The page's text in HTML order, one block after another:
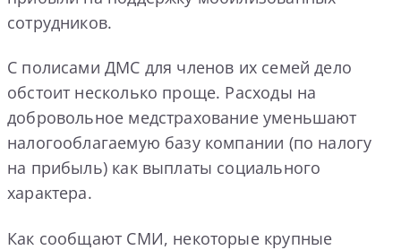
сотрудников.
С полисами ДМС для членов их семей дело
обстоит несколько проще. Расходы на
добровольное медстрахование уменьшают
налогооблагаемую базу компании (по налогу
на прибыль) как выплаты социального
характера.
Как сообщают СМИ, некоторые крупные